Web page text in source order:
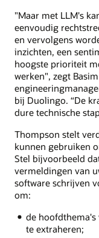
"Maar met LLM's
eenvoudig
en vervolgens
inzichten, een
hoogste prioriteit
werken", zegt
bij Duolingo. “De
dure technische
Thompson stelt
kunnen gebruiken
Stel bijvoorbeeld
vermeldingen van
software schrijven
om:
de hoofdthema's
te extraheren;